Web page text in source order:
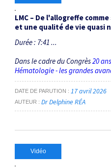
LMC – De l'allogreffe
et une qualité de vie quasi
Durée : 7:41 ...
Dans le cadre du Congrès20
Hématologie - les grandes
DATE DE PARUTION 17 avril 2026
AUTEUR Dr Delphine RÉA
Vidéo